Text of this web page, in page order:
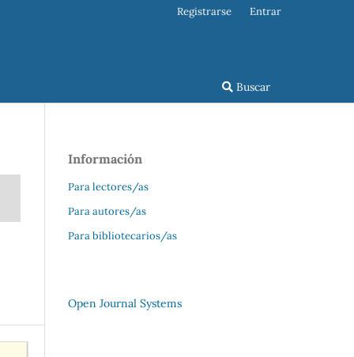
Buscar
Registrarse Entrar
Información
Para lectores/as
Para autores/as
Para bibliotecarios/as
Open Journal Systems